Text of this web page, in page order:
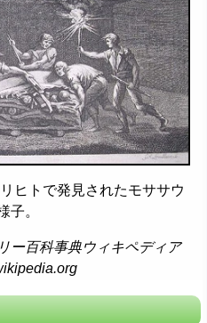
ヒトで発見されたモササウ
子。
ー百科事典ウィキペディア